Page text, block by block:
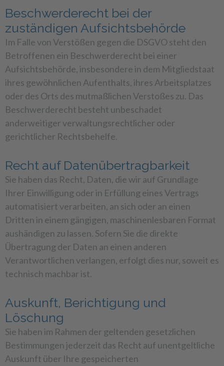
Beschwerde­recht bei der
zuständigen Aufsichts­behörde
Im Falle von Verstößen gegen die DSGVO steht den
Betroffenen ein Beschwerderecht bei einer
Aufsichtsbehörde, insbesondere in dem Mitgliedstaat
ihres gewöhnlichen Aufenthalts, ihres Arbeitsplatzes
oder des Orts des mutmaßlichen Verstoßes zu. Das
Beschwerderecht besteht unbeschadet
anderweitiger verwaltungsrechtlicher oder
gerichtlicher Rechtsbehelfe.
Recht auf Daten­übertrag­barkeit
Sie haben das Recht, Daten, die wir auf Grundlage
Ihrer Einwilligung oder in Erfüllung eines Vertrags
automatisiert verarbeiten, an sich oder an einen
Dritten in einem gängigen, maschinenlesbaren Format
aushändigen zu lassen. Sofern Sie die direkte
Übertragung der Daten an einen anderen
Verantwortlichen verlangen, erfolgt dies nur, soweit es
technisch machbar ist.
Auskunft, Berichtigung und
Löschung
Sie haben im Rahmen der geltenden gesetzlichen
Bestimmungen jederzeit das Recht auf unentgeltliche
Auskunft über Ihre gespeicherten